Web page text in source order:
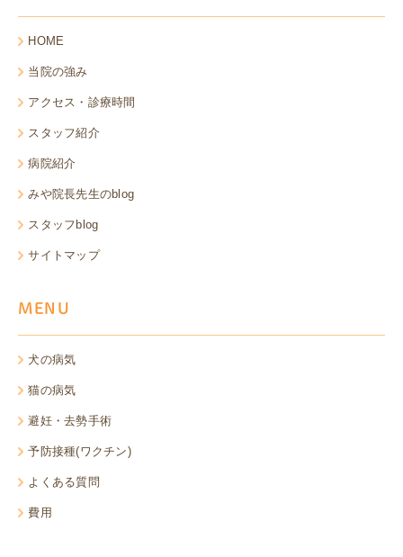
HOME
当院の強み
アクセス・診療時間
スタッフ紹介
病院紹介
みや院長先生のblog
スタッフblog
サイトマップ
MENU
犬の病気
猫の病気
避妊・去勢手術
予防接種(ワクチン)
よくある質問
費用